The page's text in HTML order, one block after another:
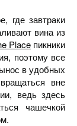
где завтраки
вина из
Placeпикники
поэтому все
в удобных
вне
ведь здесь
чашечкой